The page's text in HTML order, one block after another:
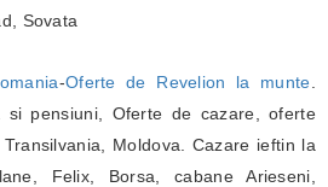
Sovata
-Oferte de Revelion la munte
si pensiuni, Oferte de cazare, oferte
Moldova. Cazare ieftin la
Felix, Borsa, cabane Arieseni,